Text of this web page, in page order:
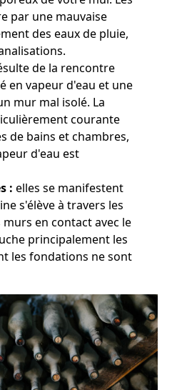
par une mauvaise
des eaux de pluie,
de la rencontre
en vapeur d'eau et une
mur mal isolé. La
courante
de bains et chambres,
d'eau est
: elles se manifestent
s'élève à travers les
en contact avec le
principalement les
les fondations ne sont